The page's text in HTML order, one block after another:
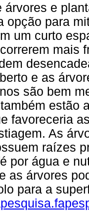
árvores e
opção para
um curto
mais
e as
são bem
estão
favoreceria
As
raízes
por água e
as árvores
para a